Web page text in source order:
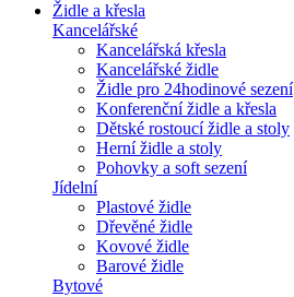
Židle a křesla
Kancelářské
Kancelářská křesla
Kancelářské židle
Židle pro 24hodinové sezení
Konferenční židle a křesla
Dětské rostoucí židle a stoly
Herní židle a stoly
Pohovky a soft sezení
Jídelní
Plastové židle
Dřevěné židle
Kovové židle
Barové židle
Bytové